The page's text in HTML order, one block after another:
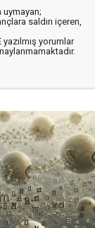
uymayan;
saldırı içeren,
yorumlar